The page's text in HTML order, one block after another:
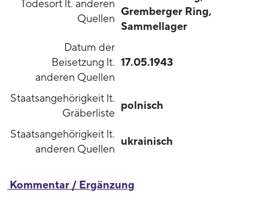
Todesort lt. anderen
Quellen
Gremberger Ring,
Sammellager
Datum der
Beisetzung lt.
anderen Quellen
17.05.1943
Staatsangehörigkeit lt.
Gräberliste
polnisch
Staatsangehörigkeit lt.
anderen Quellen
ukrainisch
Kommentar / Ergänzung